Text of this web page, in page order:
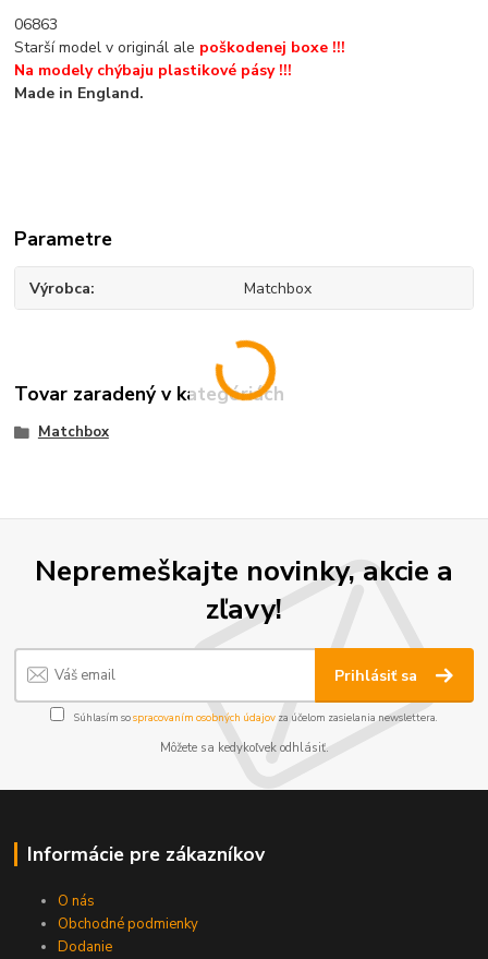
06863
Starší model v originál ale poškodenej boxe !!!
Na modely chýbaju plastikové pásy !!!
Made in England.
Parametre
Výrobca Matchbox
Tovar zaradený v kategóriách
Matchbox
Nepremeškajte novinky, akcie a
zľavy!
Prihlásiť sa
Súhlasím sospracovaním osobných údajov za účelom zasielania newslettera.
Môžete sa kedykoľvek odhlásiť.
Informácie pre zákazníkov
O nás
Obchodné podmienky
Dodanie